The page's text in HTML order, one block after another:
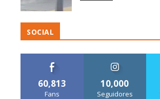
SOCIAL
60,813
Fans
10,000
Seguidores